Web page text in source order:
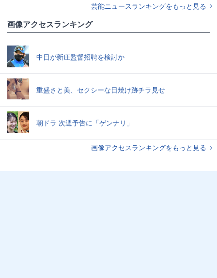
芸能ニュースランキングをもっと見る
画像アクセスランキング
中日が新庄監督招聘を検討か
重盛さと美、セクシーな日焼け跡チラ見せ
朝ドラ 次週予告に「ゲンナリ」
画像アクセスランキングをもっと見る